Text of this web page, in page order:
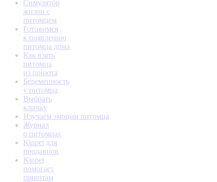
Симулятор
жизни с
питомцем
Готовимся
к появлению
питомца дома
Как взять
питомца
из приюта
Беременность
у питомца
Выбрать
кличку
Изучаем эмоции питомца
Журнал
о питомцах
Kinpet для
продавцов
Kinpet
помогает
приютам